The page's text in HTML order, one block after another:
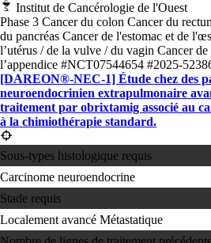
Institut de Cancérologie de l'Ouest
Phase 3 Cancer du colon Cancer du
du pancréas Cancer de l'estomac et de
l’utérus / de la vulve / du vagin Cancer de
l’appendice #NCT07544654 #2025-
[DAREON®-NEC-1] Étude chez des
neuroendocrinien extrapulmonaire
traitement par obrixtamig associé au
à la chimiothérapie standard.
Sous-types histologique requis
Carcinome neuroendocrine
Stade requis
Localement avancé Métastatique